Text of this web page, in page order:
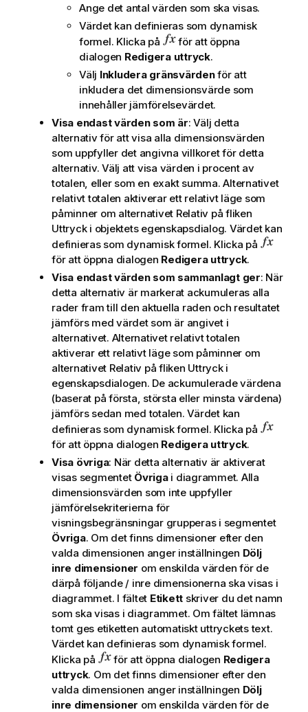
Ange det antal värden som ska visas.
Värdet kan definieras som dynamisk
formel. Klicka på
för att öppna
dialogen Redigera uttryck.
Välj Inkludera gränsvärdenför att
inkludera det dimensionsvärde som
innehåller jämförelsevärdet.
Visa endast värden som är: Välj detta
alternativ för att visa alla dimensionsvärden
som uppfyller det angivna villkoret för detta
alternativ. Välj att visa värden i procent av
totalen, eller som en exakt summa. Alternativet
relativt totalen aktiverar ett relativt läge som
påminner om alternativet Relativ på fliken
Uttrycki objektets egenskapsdialog. Värdet kan
definieras som dynamisk formel. Klicka på
för att öppna dialogen Redigera uttryck.
Visa endast värden som sammanlagt ger: När
detta alternativ är markerat ackumuleras alla
rader fram till den aktuella raden och resultatet
jämförs med värdet som är angivet i
alternativet. Alternativet relativt totalen
aktiverar ett relativt läge som påminner om
alternativet Relativ på fliken Uttryck i
egenskapsdialogen. De ackumulerade värdena
(baserat på första, största eller minsta värdena)
jämförs sedan med totalen. Värdet kan
definieras som dynamisk formel. Klicka på
för att öppna dialogen Redigera uttryck.
Visa övriga: När detta alternativ är aktiverat
visas segmentet Övrigai diagrammet. Alla
dimensionsvärden som inte uppfyller
jämförelsekriterierna för
visningsbegränsningar grupperas i segmentet
Övriga. Om det finns dimensioner efter den
valda dimensionen anger inställningen Dölj
inre dimensioner om enskilda värden för de
därpå följande / inre dimensionerna ska visas i
diagrammet. I fältet Etikett skriver du det namn
som ska visas i diagrammet. Om fältet lämnas
tomt ges etiketten automatiskt uttryckets text.
Värdet kan definieras som dynamisk formel.
Klicka på
för att öppna dialogen Redigera
uttryck. Om det finns dimensioner efter den
valda dimensionen anger inställningen Dölj
inre dimensioner om enskilda värden för de